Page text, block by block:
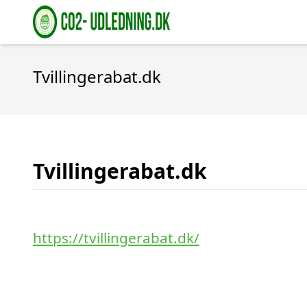
Tvillingerabat.dk
Tvillingerabat.dk
https://tvillingerabat.dk/